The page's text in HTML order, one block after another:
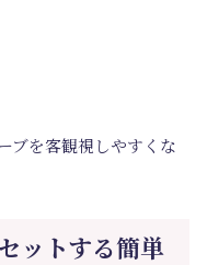
ブを客観視しやすくな
ットする簡単